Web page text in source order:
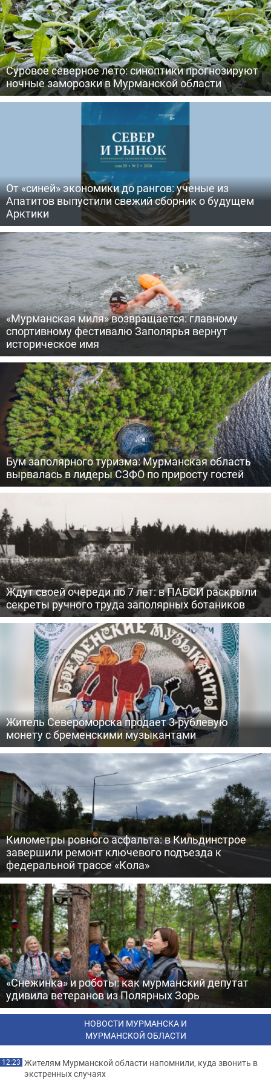
Суровое северное лето: синоптики прогнозируют
ночные заморозки в Мурманской области
От «синей» экономики до рангов: ученые из
Апатитов выпустили свежий сборник о будущем
Арктики
«Мурманская миля» возвращается: главному
спортивному фестивалю Заполярья вернут
историческое имя
Бум заполярного туризма: Мурманская область
вырвалась в лидеры СЗФО по приросту гостей
Ждут своей очереди по 7 лет: в ПАБСИ раскрыли
секреты ручного труда заполярных ботаников
Житель Североморска продает 3-рублевую
монету с бременскими музыкантами
Километры ровного асфальта: в Кильдинстрое
завершили ремонт ключевого подъезда к
федеральной трассе «Кола»
«Снежинка» и роботы: как мурманский депутат
удивила ветеранов из Полярных Зорь
НОВОСТИ МУРМАНСКА И
МУРМАНСКОЙ ОБЛАСТИ
12:23 Жителям Мурманской области напомнили, куда звонить в
экстренных случаях